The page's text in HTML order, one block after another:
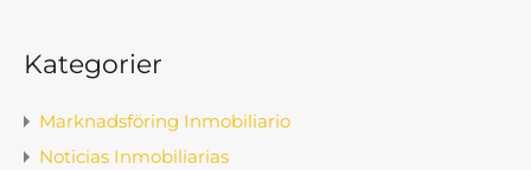
Kategorier
Marknadsföring Inmobiliario
Noticias Inmobiliarias